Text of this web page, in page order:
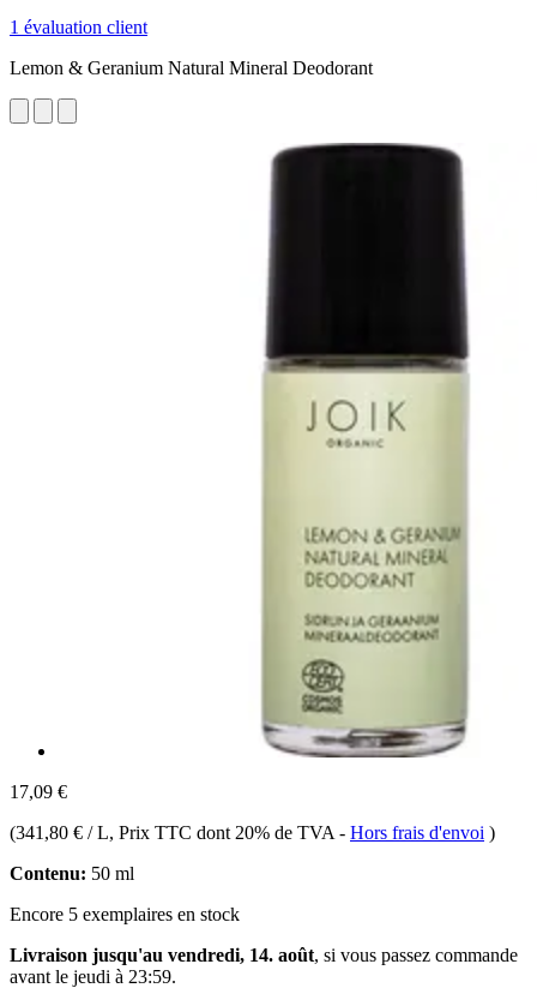
1 évaluation client
Lemon & Geranium Natural Mineral Deodorant
17,09 €
(341,80 € / L, Prix TTC dont 20% de TVA - Hors frais d'envoi )
Contenu: 50 ml
Encore 5 exemplaires en stock
Livraison jusqu'au vendredi, 14. août, si vous passez commande
avant le jeudi à 23:59.